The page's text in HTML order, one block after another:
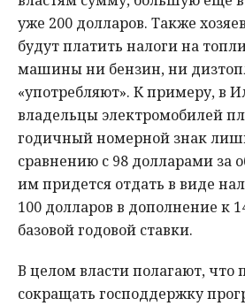
уже 200 долларов. Также
будут платить налоги на
машины ни бензин, ни
«употребляют». К примеру, в
владельцы электромобилей
годичный номерной знак
сравнению с 98 долларами
им придется отдать в виде
100 долларов в дополнение к
базовой годовой ставки.
В целом власти полагают,
сокращать господдержку